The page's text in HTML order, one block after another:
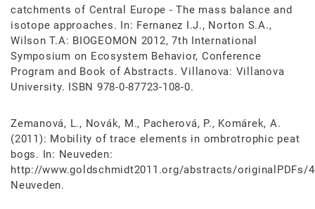
catchments of Central Europe - The mass balance and
isotope approaches. In: Fernanez I.J., Norton S.A.,
Wilson T.A: BIOGEOMON 2012, 7th International
Symposium on Ecosystem Behavior, Conference
Program and Book of Abstracts. Villanova: Villanova
University. ISBN 978-0-87723-108-0.
Zemanová, L., Novák, M., Pacherová, P., Komárek, A.
(2011): Mobility of trace elements in ombrotrophic peat
bogs. In: Neuveden:
http://www.goldschmidt2011.org/abstracts/originalPDFs/
Neuveden.